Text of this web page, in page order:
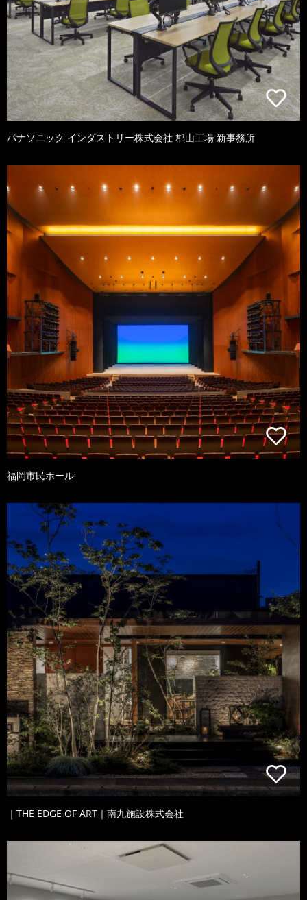
パナソニック インダストリー株式会社 郡山工場 新事務所
福岡市民ホール
｜THE EDGE OF ART｜南九施設株式会社